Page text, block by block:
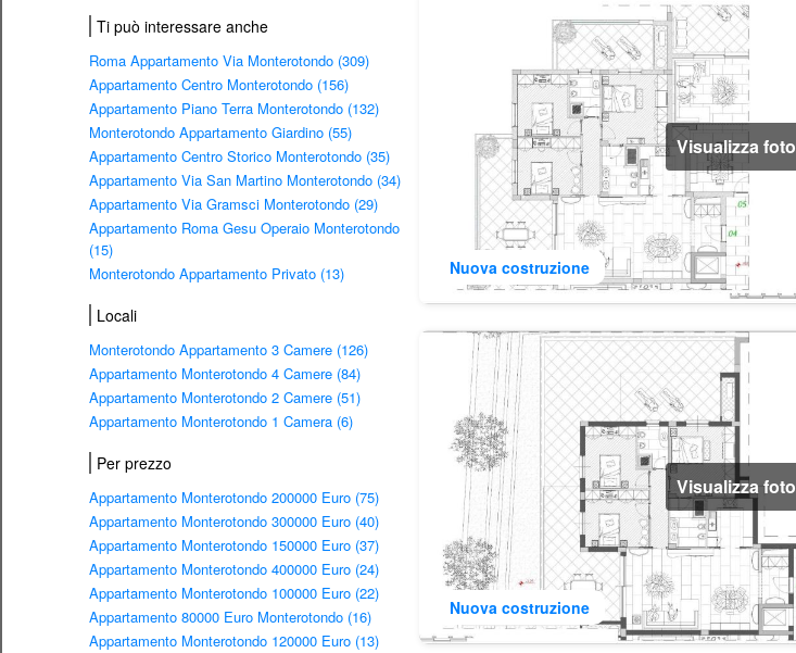
Ti può interessare anche
Roma Appartamento Via Monterotondo (309)
Appartamento Centro Monterotondo (156)
Appartamento Piano Terra Monterotondo (132)
Monterotondo Appartamento Giardino (55)
Appartamento Centro Storico Monterotondo (35)
Appartamento Via San Martino Monterotondo (34)
Appartamento Via Gramsci Monterotondo (29)
Appartamento Roma Gesu Operaio Monterotondo
(15)
Monterotondo Appartamento Privato (13)
Locali
Monterotondo Appartamento 3 Camere (126)
Appartamento Monterotondo 4 Camere (84)
Appartamento Monterotondo 2 Camere (51)
Appartamento Monterotondo 1 Camera (6)
Per prezzo
Appartamento Monterotondo 200000 Euro (75)
Appartamento Monterotondo 300000 Euro (40)
Appartamento Monterotondo 150000 Euro (37)
Appartamento Monterotondo 400000 Euro (24)
Appartamento Monterotondo 100000 Euro (22)
Appartamento 80000 Euro Monterotondo (16)
Appartamento Monterotondo 120000 Euro (13)
Nuova costruzione
Visualizza foto
Nuova costruzione
Visualizza foto